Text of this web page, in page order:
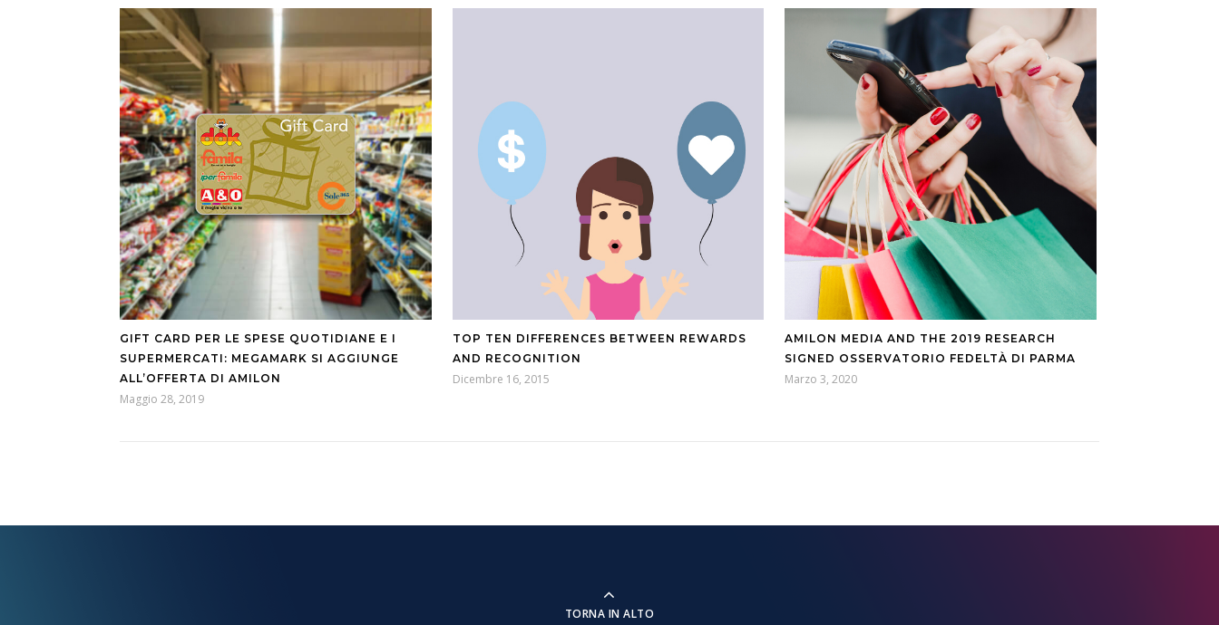
GIFT CARD PER LE SPESE QUOTIDIANE E I
SUPERMERCATI: MEGAMARK SI AGGIUNGE
ALL’OFFERTA DI AMILON
Maggio 28, 2019
TOP TEN DIFFERENCES BETWEEN REWARDS
AND RECOGNITION
Dicembre 16, 2015
AMILON MEDIA AND THE 2019 RESEARCH
SIGNED OSSERVATORIO FEDELTÀ DI PARMA
Marzo 3, 2020
TORNA IN ALTO